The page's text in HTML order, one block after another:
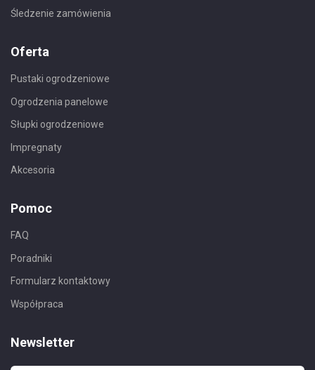
Śledzenie zamówienia
Oferta
Pustaki ogrodzeniowe
Ogrodzenia panelowe
Słupki ogrodzeniowe
Impregnaty
Akcesoria
Pomoc
FAQ
Poradniki
Formularz kontaktowy
Współpraca
Newsletter